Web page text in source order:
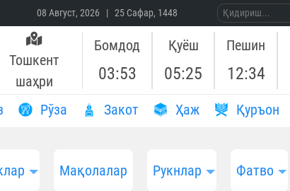
08 Август, 2026 | 25 Сафар, 1448
Тошкент
шаҳри
Бомдод
03:53
Қуёш
05:25
Пешин
12:34
Рўза Закот Ҳаж Қуръон
Мақолалар Рукнлар Фатво